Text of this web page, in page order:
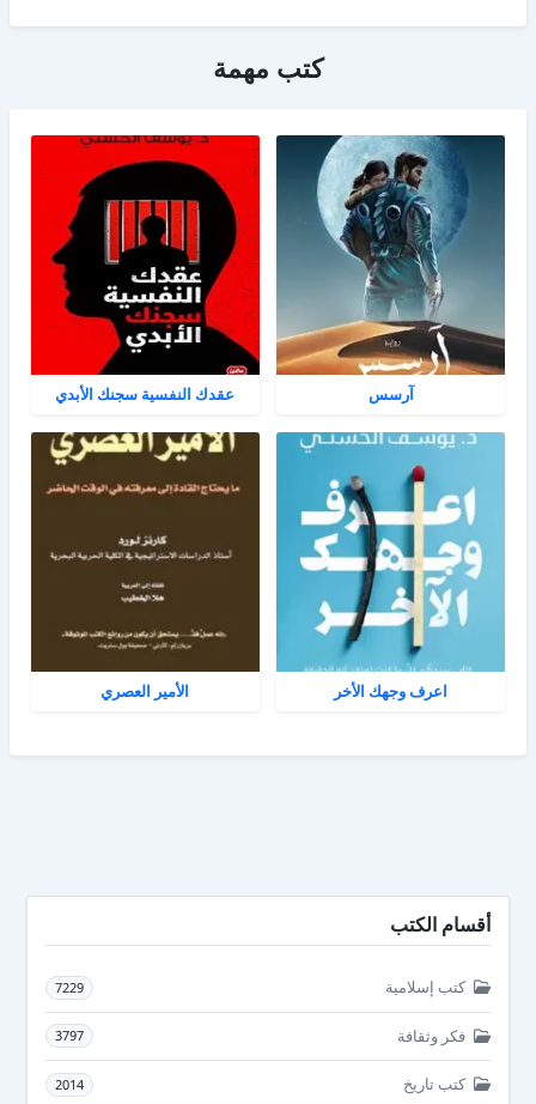
كتب مهمة
آرسس عقدك النفسية سجنك الأبدي
اعرف وجهك الأخر الأمير العصري
أقسام الكتب
كتب إسلامية 7229
فكر وثقافة 3797
كتب تاريخ 2014